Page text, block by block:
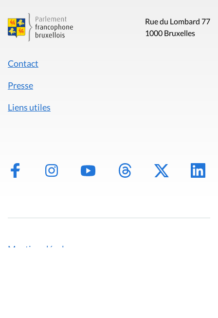
Rue du Lombard 77
1000 Bruxelles
Contact
Presse
Liens utiles
Mentions légales